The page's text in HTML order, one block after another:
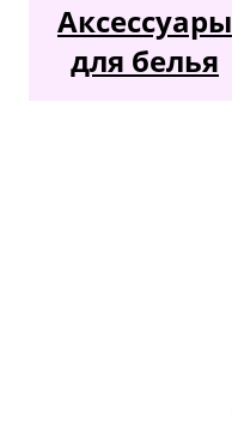
Аксессуары
для белья